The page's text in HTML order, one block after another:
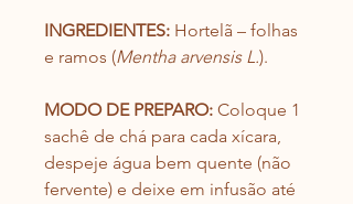
INGREDIENTES: Hortelã – folhas
e ramos (Mentha arvensis L.).
MODO DE PREPARO: Coloque 1
sachê de chá para cada xícara,
despeje água bem quente (não
fervente) e deixe em infusão até